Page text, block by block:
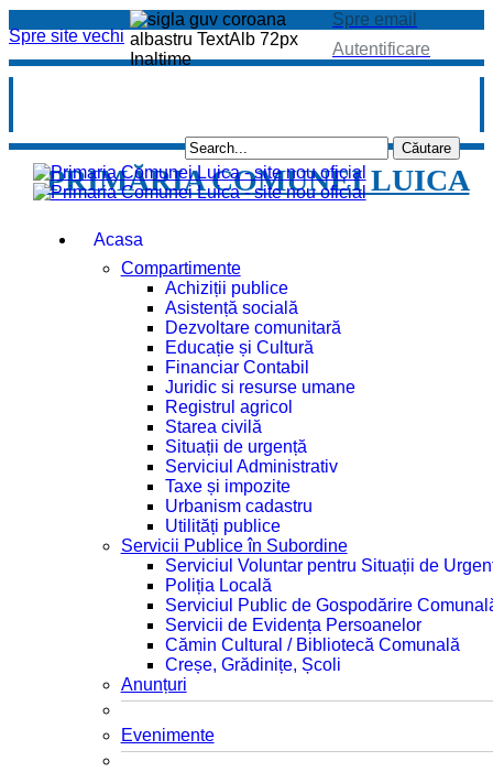
Spre site vechi
Spre email
Autentificare
PRIMĂRIA COMUNEI LUICA
Acasa
Compartimente
Achiziții publice
Asistență socială
Dezvoltare comunitară
Educație și Cultură
Financiar Contabil
Juridic si resurse umane
Registrul agricol
Starea civilă
Situații de urgență
Serviciul Administrativ
Taxe și impozite
Urbanism cadastru
Utilități publice
Servicii Publice în Subordine
Serviciul Voluntar pentru Situații de
Poliția Locală
Serviciul Public de Gospodărire
Servicii de Evidența Persoanelor
Cămin Cultural / Bibliotecă Comunală
Creșe, Grădinițe, Școli
Anunțuri
Evenimente